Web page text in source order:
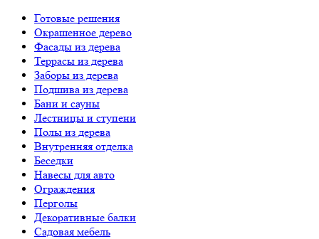
Готовые решения
Окрашенное дерево
Фасады из дерева
Террасы из дерева
Заборы из дерева
Подшива из дерева
Бани и сауны
Лестницы и ступени
Полы из дерева
Внутренняя отделка
Беседки
Навесы для авто
Ограждения
Перголы
Декоративные балки
Садовая мебель